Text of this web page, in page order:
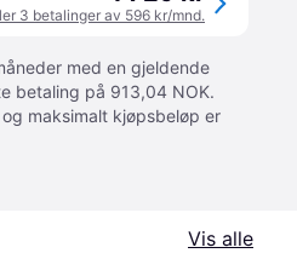
3 betalinger av 596 kr/mnd.
med en gjeldende
betaling på 913,04 NOK.
maksimalt kjøpsbeløp er
Vis alle